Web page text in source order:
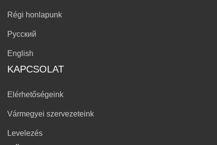
Régi honlapunk
Русский
English
KAPCSOLAT
Elérhetőségeink
Vármegyei szervezeteink
Levelezés